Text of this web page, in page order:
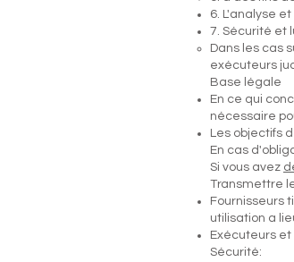
6. L'analyse
7. Sécurité et
Dans les cas
exécuteurs
Base légale
En ce qui
nécessaire
Les objectifs
En cas
Si vous avez
Transmettre
Fournisseurs
utilisation a
Exécuteurs
Sécurité: